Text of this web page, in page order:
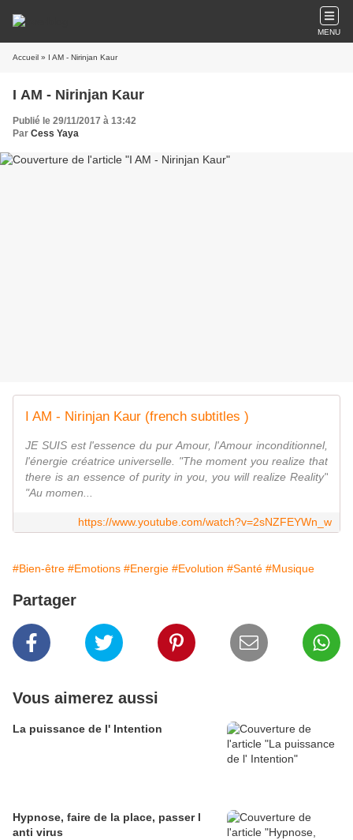
MENU
Accueil » I AM - Nirinjan Kaur
I AM - Nirinjan Kaur
Publié le 29/11/2017 à 13:42
Par Cess Yaya
I AM - Nirinjan Kaur (french subtitles )
JE SUIS est l'essence du pur Amour, l'Amour inconditionnel,
l'énergie créatrice universelle. "The moment you realize that
there is an essence of purity in you, you will realize Reality"
"Au momen...
https://www.youtube.com/watch?v=2sNZFEYWn_w
#Bien-être #Emotions #Energie #Evolution #Santé #Musique
Partager
Vous aimerez aussi
La puissance de l' Intention
Hypnose, faire de la place, passer l
anti virus